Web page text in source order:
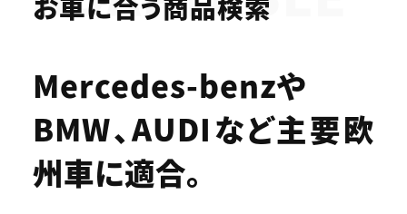
Mercedes-benzや
BMW、AUDIなど主要欧
州車に適合。